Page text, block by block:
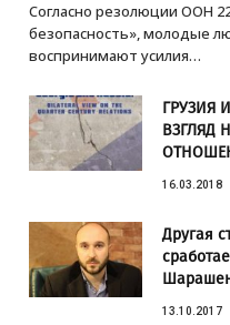
Согласно резолюции ООН
безопасность», молодые
воспринимают усилия…
ГРУЗИЯ
ВЗГЛЯД
16.03.2018
Другая
13.10.2017